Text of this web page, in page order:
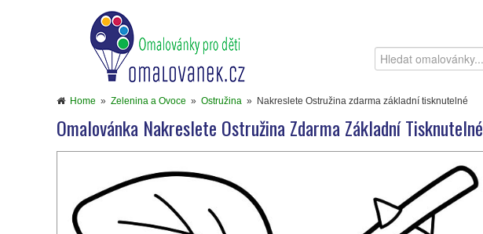
Home » Zelenina a Ovoce » Ostružina » Nakreslete Ostružina zdarma základní tisknutelné
Omalovánka Nakreslete Ostružina Zdarma Základní Tisknutelné